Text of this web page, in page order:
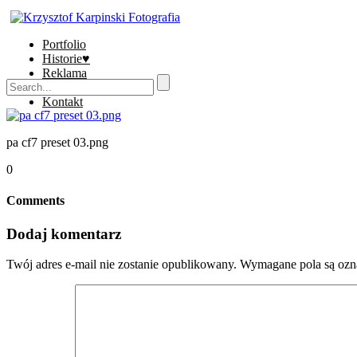
Portfolio
Historie♥
Reklama
Sklep
Kontakt
pa cf7 preset 03.png
0
Comments
Dodaj komentarz
Twój adres e-mail nie zostanie opublikowany. Wymagane pola są